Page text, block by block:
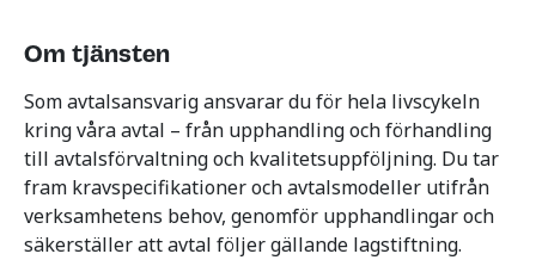
Om tjänsten
Som avtalsansvarig ansvarar du för hela livscykeln
kring våra avtal – från upphandling och förhandling
till avtalsförvaltning och kvalitetsuppföljning. Du tar
fram kravspecifikationer och avtalsmodeller utifrån
verksamhetens behov, genomför upphandlingar och
säkerställer att avtal följer gällande lagstiftning.